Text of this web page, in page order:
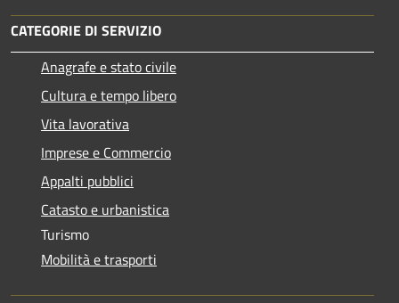
CATEGORIE DI SERVIZIO
Anagrafe e stato civile
Cultura e tempo libero
Vita lavorativa
Imprese e Commercio
Appalti pubblici
Catasto e urbanistica
Turismo
Mobilità e trasporti